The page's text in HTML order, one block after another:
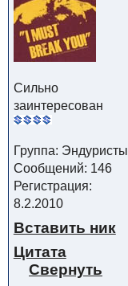
Сильно
заинтересован
Группа: Эндуристы
Сообщений: 146
Регистрация:
8.2.2010
Вставить ник
Цитата